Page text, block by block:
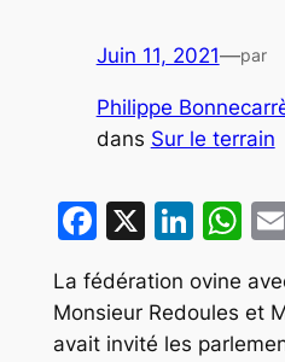
Juin 11, 2021—par
Philippe
dans Sur le terrain
Facebook
X
La fédération ovine
Monsieur Redoules et
avait invité les